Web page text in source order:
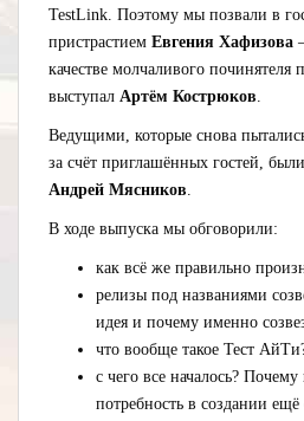
TestLink. Поэтому мы позвали в
пристрастием Евгения Хафизова
качестве молчаливого починятеля
выступал Артём Кострюков.
Ведущими, которые снова
за счёт приглашённых гостей,
Андрей Мясников.
В ходе выпуска мы обговорили:
как всё же правильно
релизы под названиями
идея и почему именно
что вообще такое Тест
с чего все началось? Почему
потребность в создании